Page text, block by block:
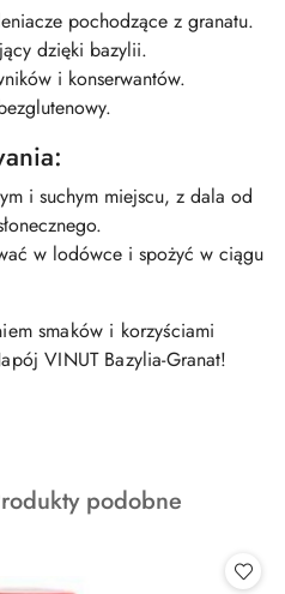
pochodzące z granatu.
dzięki bazylii.
i konserwantów.
i suchym miejscu, z dala od
w lodówce i spożyć w ciągu
smaków i korzyściami
VINUT Bazylia-Granat!
podobne